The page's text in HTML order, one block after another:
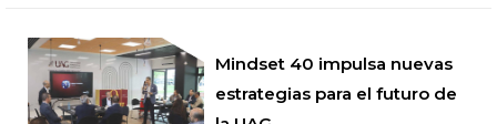
Mindset 40 impulsa nuevas
estrategias para el futuro de